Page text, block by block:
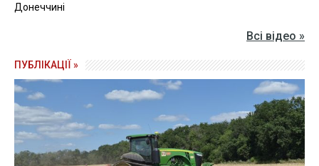
Донеччині
Всі відео »
ПУБЛІКАЦІЇ »